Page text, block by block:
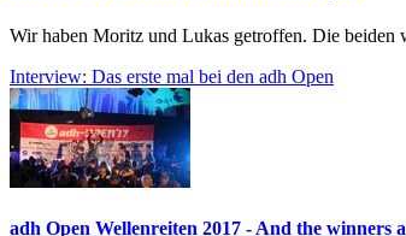
Wir haben Moritz und Lukas getroffen. Die beiden
Interview: Das erste mal bei den adh Open
adh Open Wellenreiten 2017 - And the winners